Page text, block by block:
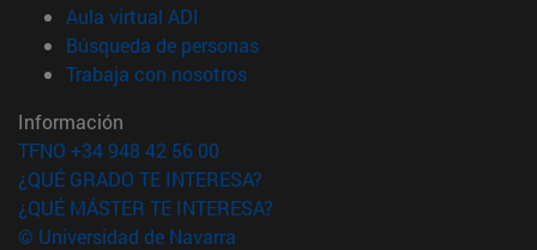
Aula virtual ADI
Búsqueda de personas(abre en nueva ventana)
Trabaja con nosotros(abre en nueva ventana)
Información
TFNO +34 948 42 56 00
¿QUÉ GRADO TE INTERESA?
¿QUÉ MÁSTER TE INTERESA?
© Universidad de Navarra